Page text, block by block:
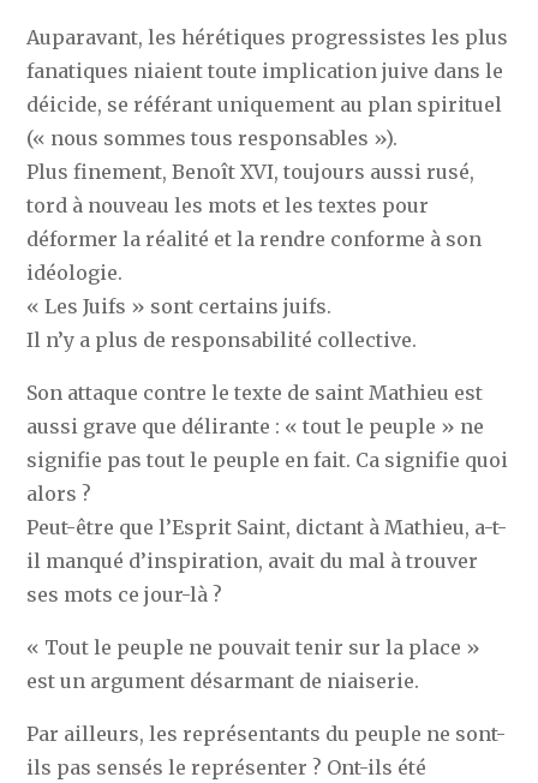
Auparavant, les hérétiques progressistes les plus
fanatiques niaient toute implication juive dans le
déicide, se référant uniquement au plan spirituel
(« nous sommes tous responsables »).
Plus finement, Benoît XVI, toujours aussi rusé,
tord à nouveau les mots et les textes pour
déformer la réalité et la rendre conforme à son
idéologie.
« Les Juifs » sont certains juifs.
Il n’y a plus de responsabilité collective.
Son attaque contre le texte de saint Mathieu est
aussi grave que délirante : « tout le peuple » ne
signifie pas tout le peuple en fait. Ca signifie quoi
alors ?
Peut-être que l’Esprit Saint, dictant à Mathieu, a-t-
il manqué d’inspiration, avait du mal à trouver
ses mots ce jour-là ?
« Tout le peuple ne pouvait tenir sur la place »
est un argument désarmant de niaiserie.
Par ailleurs, les représentants du peuple ne sont-
ils pas sensés le représenter ? Ont-ils été